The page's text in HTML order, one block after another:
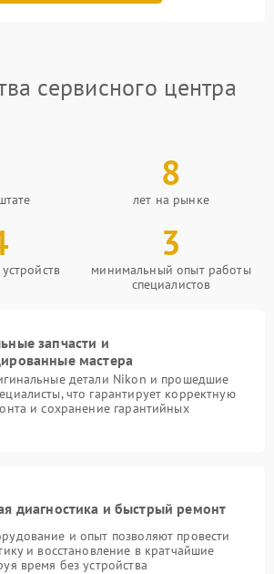
сервисного центра
8
лет на рынке
3
минимальный опыт работы
специалистов
запчасти и
мастера
детали Nikon и прошедшие
что гарантирует корректную
и сохранение гарантийных
диагностика и быстрый ремонт
и опыт позволяют провести
и восстановление в кратчайшие
время без устройства